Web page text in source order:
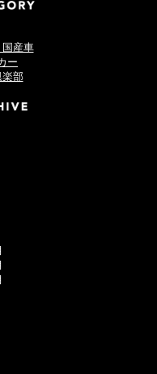
産車
ー
楽部